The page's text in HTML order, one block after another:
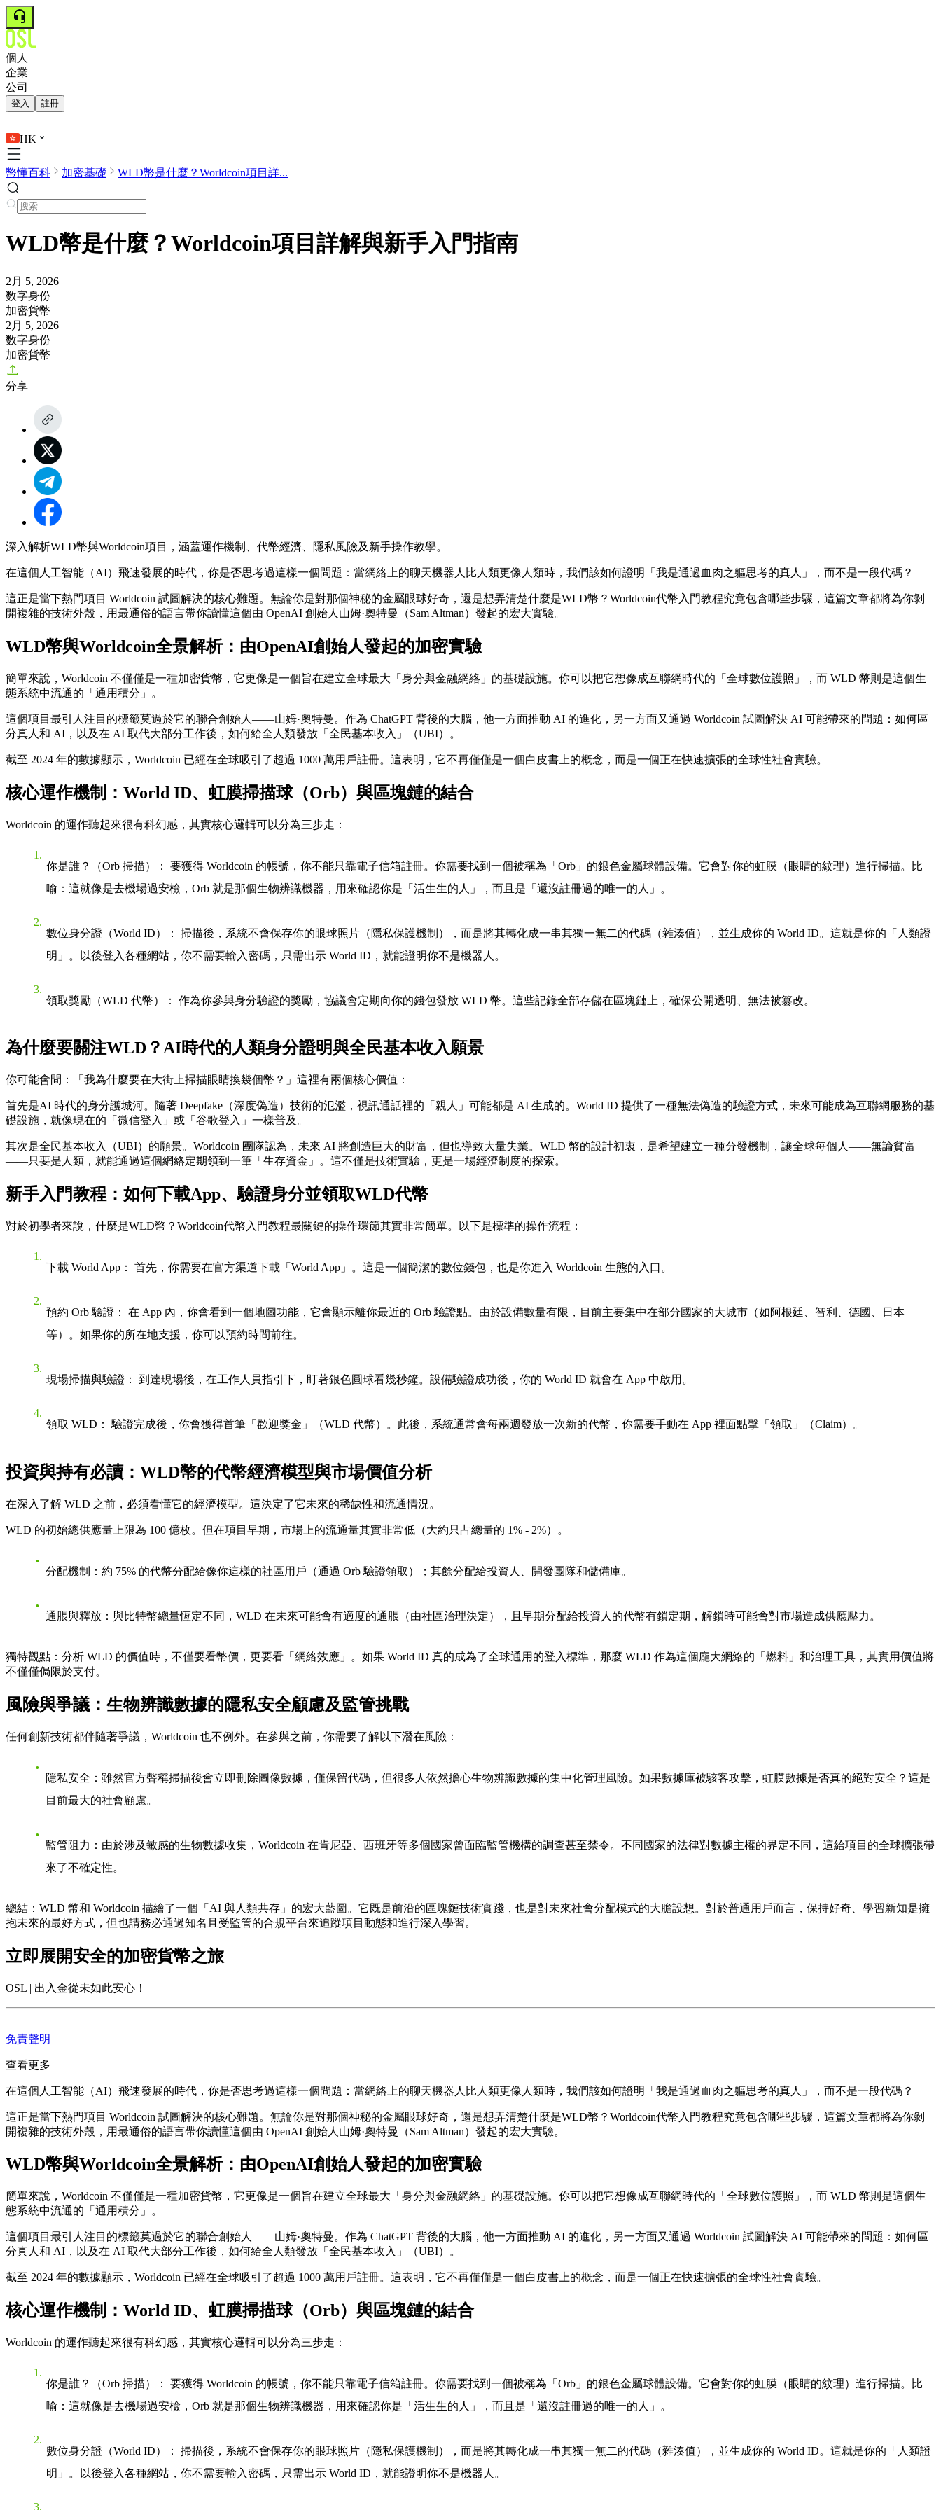
個人
企業
公司
登入 註冊
HK
幣懂百科 加密基礎 WLD幣是什麼？Worldcoin項目詳...
WLD幣是什麼？Worldcoin項目詳解與新手入門指南
2月 5, 2026
数字身份
加密貨幣
2月 5, 2026
数字身份
加密貨幣
分享
深入解析WLD幣與Worldcoin項目，涵蓋運作機制、代幣經濟、隱私風險及新手操作教學。
在這個人工智能（AI）飛速發展的時代，你是否思考過這樣一個問題：當網絡上的聊天機器人比人類更像人類時，我們該如何證明「我是通過血肉之軀思考的真人」，而不是一段代碼？
這正是當下熱門項目 Worldcoin 試圖解決的核心難題。無論你是對那個神秘的金屬眼球好奇，還是想弄清楚什麼是WLD幣？Worldcoin代幣入門教程究竟包含哪些步驟，這篇文章都將為你剝
開複雜的技術外殼，用最通俗的語言帶你讀懂這個由 OpenAI 創始人山姆·奧特曼（Sam Altman）發起的宏大實驗。
WLD幣與Worldcoin全景解析：由OpenAI創始人發起的加密實驗
簡單來說，Worldcoin 不僅僅是一種加密貨幣，它更像是一個旨在建立全球最大「身分與金融網絡」的基礎設施。你可以把它想像成互聯網時代的「全球數位護照」，而 WLD 幣則是這個生
態系統中流通的「通用積分」。
這個項目最引人注目的標籤莫過於它的聯合創始人——山姆·奧特曼。作為 ChatGPT 背後的大腦，他一方面推動 AI 的進化，另一方面又通過 Worldcoin 試圖解決 AI 可能帶來的問題：如何區
分真人和 AI，以及在 AI 取代大部分工作後，如何給全人類發放「全民基本收入」（UBI）。
截至 2024 年的數據顯示，Worldcoin 已經在全球吸引了超過 1000 萬用戶註冊。這表明，它不再僅僅是一個白皮書上的概念，而是一個正在快速擴張的全球性社會實驗。
核心運作機制：World ID、虹膜掃描球（Orb）與區塊鏈的結合
Worldcoin 的運作聽起來很有科幻感，其實核心邏輯可以分為三步走：
你是誰？（Orb 掃描） ： 要獲得 Worldcoin 的帳號，你不能只靠電子信箱註冊。你需要找到一個被稱為「Orb」的銀色金屬球體設備。它會對你的虹膜（眼睛的紋理）進行掃描。
比
喻 ：這就像是去機場過安檢，Orb 就是那個生物辨識機器，用來確認你是「活生生的人」，而且是「還沒註冊過的唯一的人」。
數位身分證（World ID）
： 掃描後，系統不會保存你的眼球照片（隱私保護機制），而是將其轉化成一串其獨一無二的代碼（雜湊值），並生成你的 World ID。這就是你的「人類證
明」。以後登入各種網站，你不需要輸入密碼，只需出示 World ID，就能證明你不是機器人。
領取獎勵（WLD 代幣） ： 作為你參與身分驗證的獎勵，協議會定期向你的錢包發放 WLD 幣。這些記錄全部存儲在區塊鏈上，確保公開透明、無法被篡改。
為什麼要關注WLD？AI時代的人類身分證明與全民基本收入願景
你可能會問：「我為什麼要在大街上掃描眼睛換幾個幣？」這裡有兩個核心價值：
首先是AI 時代的身分護城河。隨著 Deepfake（深度偽造）技術的氾濫，視訊通話裡的「親人」可能都是 AI 生成的。World ID 提供了一種無法偽造的驗證方式，未來可能成為互聯網服務的基
礎設施，就像現在的「微信登入」或「谷歌登入」一樣普及。
其次是全民基本收入（UBI）的願景。Worldcoin 團隊認為，未來 AI 將創造巨大的財富，但也導致大量失業。WLD 幣的設計初衷，是希望建立一種分發機制，讓全球每個人——無論貧富
——只要是人類，就能通過這個網絡定期領到一筆「生存資金」。這不僅是技術實驗，更是一場經濟制度的探索。
新手入門教程：如何下載App、驗證身分並領取WLD代幣
對於初學者來說， 什麼是WLD幣？Worldcoin代幣入門教程最關鍵的操作環節其實非常簡單。以下是標準的操作流程：
下載 World App ： 首先，你需要在官方渠道下載「World App」。這是一個簡潔的數位錢包，也是你進入 Worldcoin 生態的入口。
預約 Orb 驗證 ： 在 App 內，你會看到一個地圖功能，它會顯示離你最近的 Orb 驗證點。由於設備數量有限，目前主要集中在部分國家的大城市（如阿根廷、智利、德國、日本
等）。如果你的所在地支援，你可以預約時間前往。
現場掃描與驗證 ： 到達現場後，在工作人員指引下，盯著銀色圓球看幾秒鐘。設備驗證成功後，你的 World ID 就會在 App 中啟用。
領取 WLD ： 驗證完成後，你會獲得首筆「歡迎獎金」（WLD 代幣）。此後，系統通常會每兩週發放一次新的代幣，你需要手動在 App 裡面點擊「領取」（Claim）。
投資與持有必讀：WLD幣的代幣經濟模型與市場價值分析
在深入了解 WLD 之前，必須看懂它的經濟模型。這決定了它未來的稀缺性和流通情況。
WLD 的初始總供應量上限為 100 億枚。但在項目早期，市場上的流通量其實非常低（大約只占總量的 1% - 2%）。
分配機制 ：約 75% 的代幣分配給像你這樣的社區用戶（通過 Orb 驗證領取）；其餘分配給投資人、開發團隊和儲備庫。
通脹與釋放 ：與比特幣總量恆定不同，WLD 在未來可能會有適度的通脹（由社區治理決定），且早期分配給投資人的代幣有鎖定期，解鎖時可能會對市場造成供應壓力。
獨特觀點 ：分析 WLD 的價值時，不僅要看幣價，更要看「網絡效應」。如果 World ID 真的成為了全球通用的登入標準，那麼 WLD 作為這個龐大網絡的「燃料」和治理工具，其實用價值將
不僅僅侷限於支付。
風險與爭議：生物辨識數據的隱私安全顧慮及監管挑戰
任何創新技術都伴隨著爭議，Worldcoin 也不例外。在參與之前，你需要了解以下潛在風險：
隱私安全 ：雖然官方聲稱掃描後會立即刪除圖像數據，僅保留代碼，但很多人依然擔心生物辨識數據的集中化管理風險。如果數據庫被駭客攻擊，虹膜數據是否真的絕對安全？這是
目前最大的社會顧慮。
監管阻力 ：由於涉及敏感的生物數據收集，Worldcoin 在肯尼亞、西班牙等多個國家曾面臨監管機構的調查甚至禁令。不同國家的法律對數據主權的界定不同，這給項目的全球擴張帶
來了不確定性。
總結 ：WLD 幣和 Worldcoin 描繪了一個「AI 與人類共存」的宏大藍圖。它既是前沿的區塊鏈技術實踐，也是對未來社會分配模式的大膽設想。對於普通用戶而言，保持好奇、學習新知是擁
抱未來的最好方式，但也請務必通過知名且受監管的合規平台來追蹤項目動態和進行深入學習。
立即展開安全的加密貨幣之旅
OSL | 出入金從未如此安心！
免責聲明
查看更多
在這個人工智能（AI）飛速發展的時代，你是否思考過這樣一個問題：當網絡上的聊天機器人比人類更像人類時，我們該如何證明「我是通過血肉之軀思考的真人」，而不是一段代碼？
這正是當下熱門項目 Worldcoin 試圖解決的核心難題。無論你是對那個神秘的金屬眼球好奇，還是想弄清楚什麼是WLD幣？Worldcoin代幣入門教程究竟包含哪些步驟，這篇文章都將為你剝
開複雜的技術外殼，用最通俗的語言帶你讀懂這個由 OpenAI 創始人山姆·奧特曼（Sam Altman）發起的宏大實驗。
WLD幣與Worldcoin全景解析：由OpenAI創始人發起的加密實驗
簡單來說，Worldcoin 不僅僅是一種加密貨幣，它更像是一個旨在建立全球最大「身分與金融網絡」的基礎設施。你可以把它想像成互聯網時代的「全球數位護照」，而 WLD 幣則是這個生
態系統中流通的「通用積分」。
這個項目最引人注目的標籤莫過於它的聯合創始人——山姆·奧特曼。作為 ChatGPT 背後的大腦，他一方面推動 AI 的進化，另一方面又通過 Worldcoin 試圖解決 AI 可能帶來的問題：如何區
分真人和 AI，以及在 AI 取代大部分工作後，如何給全人類發放「全民基本收入」（UBI）。
截至 2024 年的數據顯示，Worldcoin 已經在全球吸引了超過 1000 萬用戶註冊。這表明，它不再僅僅是一個白皮書上的概念，而是一個正在快速擴張的全球性社會實驗。
核心運作機制：World ID、虹膜掃描球（Orb）與區塊鏈的結合
Worldcoin 的運作聽起來很有科幻感，其實核心邏輯可以分為三步走：
你是誰？（Orb 掃描） ： 要獲得 Worldcoin 的帳號，你不能只靠電子信箱註冊。你需要找到一個被稱為「Orb」的銀色金屬球體設備。它會對你的虹膜（眼睛的紋理）進行掃描。
比
喻 ：這就像是去機場過安檢，Orb 就是那個生物辨識機器，用來確認你是「活生生的人」，而且是「還沒註冊過的唯一的人」。
數位身分證（World ID）
： 掃描後，系統不會保存你的眼球照片（隱私保護機制），而是將其轉化成一串其獨一無二的代碼（雜湊值），並生成你的 World ID。這就是你的「人類證
明」。以後登入各種網站，你不需要輸入密碼，只需出示 World ID，就能證明你不是機器人。